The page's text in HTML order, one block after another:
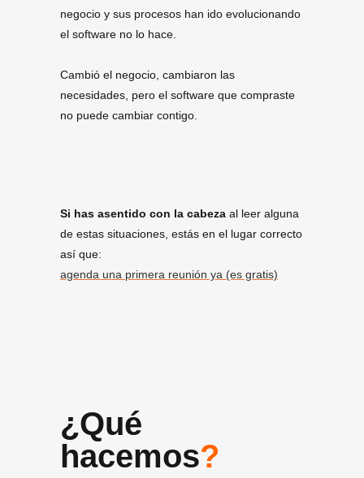
negocio y sus procesos han ido evolucionando
el software no lo hace.
Cambió el negocio, cambiaron las
necesidades, pero el software que compraste
no puede cambiar contigo.
Si has asentido con la cabeza al leer alguna
de estas situaciones, estás en el lugar correcto
así que:
agenda una primera reunión ya (es gratis)
¿Qué
hacemos?